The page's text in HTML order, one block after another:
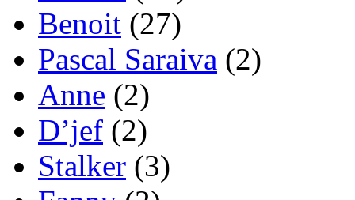
Benoit (27)
Pascal Saraiva (2)
Anne (2)
D’jef (2)
Stalker (3)